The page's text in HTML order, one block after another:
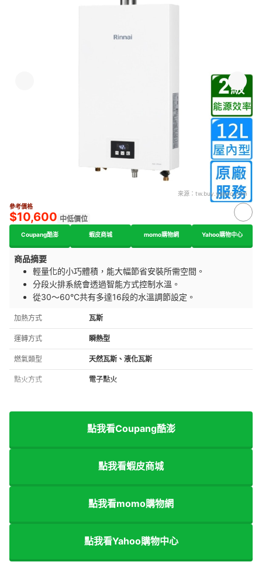
來源： tw.buy.yahoo.com
參考價格
$10,600 中低價位
Coupang酷澎 蝦皮商城 momo購物網 Yahoo購物中心
商品摘要
輕量化的小巧體積，能大幅節省安裝所需空間。
分段火排系統會透過智能方式控制水溫。
從30～60°C共有多達16段的水溫調節設定。
加熱方式 瓦斯
運轉方式 瞬熱型
燃氣類型 天然瓦斯、液化瓦斯
點火方式 電子點火
點我看Coupang酷澎
點我看蝦皮商城
點我看momo購物網
點我看Yahoo購物中心